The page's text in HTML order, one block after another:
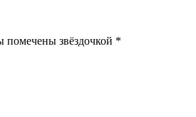
помечены звёздочкой *